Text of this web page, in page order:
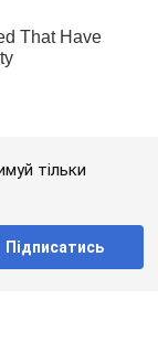
тільки
Підписатись